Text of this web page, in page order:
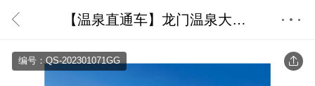
【温泉直通车】龙门温泉大观园温泉纯玩3天丨含早餐丨无限次公共温泉
编号：QS-202301071GG